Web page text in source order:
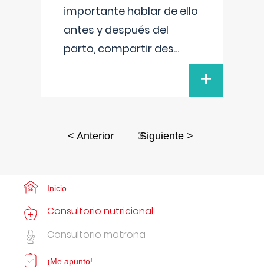
importante hablar de ello
antes y después del
parto, compartir des...
+
< Anterior 3Siguiente >
Inicio
Consultorio nutricional
Consultorio matrona
¡Me apunto!